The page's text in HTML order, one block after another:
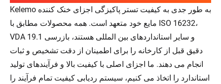
Kelemo به طور جدی به کیفیت تستر پاکیزگی اجزای خنک کننده
مایع خود متعهد است. همه محصولات مطابق با ISO 16232،
VDA 19.1 و سایر استانداردهای بین المللی هستند، بازرسی
دقیق قبل از کارخانه را برای اطمینان از دقت تشخیص و ثبات
انجام می دهند. ما اجزای اصلی با کیفیت بالا و فرآیندهای تولید
استاندارد را اتخاذ می کنیم، سیستم ردیابی کیفیت تمام فرآیند را